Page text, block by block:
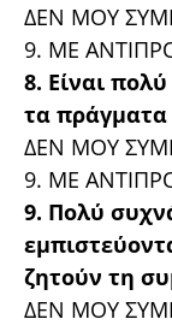
ΔΕΝ ΜΟΥ
9. ΜΕ
8. Είναι
τα πράγματα
ΔΕΝ ΜΟΥ
9. ΜΕ
9. Πολύ
ζητούν τη
ΔΕΝ ΜΟΥ